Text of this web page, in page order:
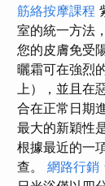
筋絡按摩課程
室的統一方法
您的皮膚免受
曬霜可在強烈
上），並且在
合在正常日期
最大的新穎性
根據最近的一
查。 網路行銷